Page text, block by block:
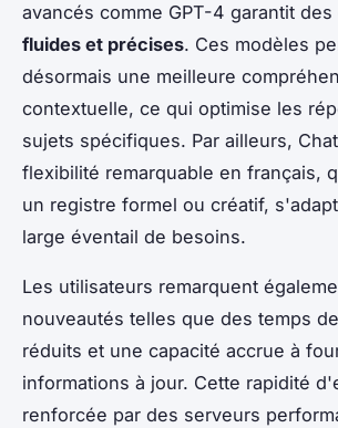
avancés comme GPT-4 garantit des
fluides et précises. Ces modèles
désormais une meilleure
contextuelle, ce qui optimise les
sujets spécifiques. Par ailleurs,
flexibilité remarquable en français,
un registre formel ou créatif,
large éventail de besoins.
Les utilisateurs remarquent
nouveautés telles que des temps
réduits et une capacité accrue à
informations à jour. Cette rapidité
renforcée par des serveurs